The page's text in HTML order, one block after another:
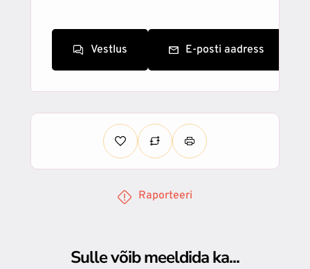
Vestlus E-posti aadress
Raporteeri
Sulle võib meeldida ka...